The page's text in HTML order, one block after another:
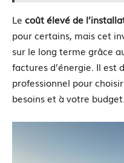
Le coût élevé de
pour certains, mais cet
sur le long terme grâce
factures d’énergie. Il est
professionnel pour
besoins et à votre budget.